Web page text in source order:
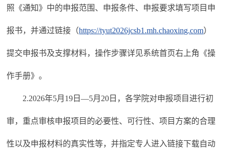
照《通知》中的申报范围、申报条件、申报要求填写项目申
报书，并通过链接（https://tyut2026jcsb1.mh.chaoxing.com）
提交申报书及支撑材料，操作步骤详见系统首页右上角《操
作手册》。
2.2026年5月19日—5月20日，各学院对申报项目进行初
审，重点审核申报项目的必要性、可行性、项目方案的合理
性以及申报材料的真实性等，并指定专人进入链接下载自动